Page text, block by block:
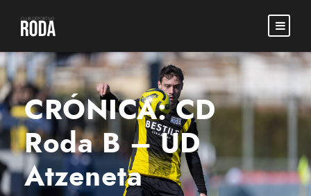
CRÓNICA: CD
Roda B – UD
Atzeneta